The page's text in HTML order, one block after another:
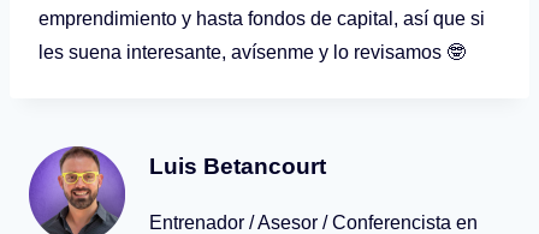
emprendimiento y hasta fondos de capital, así que si
les suena interesante, avísenme y lo revisamos 🤓
Luis Betancourt
Entrenador / Asesor / Conferencista en